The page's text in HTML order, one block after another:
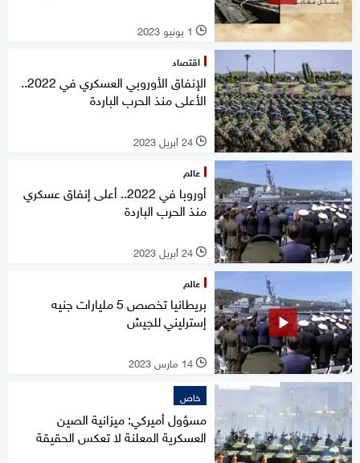
l 1 يونيو 2023
اقتصاد
الإنفاق الأوروبي العسكري في 2022..
الأعلى منذ الحرب الباردة
l 24 أبريل 2023
عالم
أوروبا في 2022.. أعلى إنفاق عسكري
منذ الحرب الباردة
l 24 أبريل 2023
عالم
بريطانيا تخصص 5 مليارات جنيه
إسترليني للجيش
l 14 مارس 2023
خاص
مسؤول أميركي: ميزانية الصين
العسكرية المعلنة لا تعكس الحقيقة